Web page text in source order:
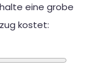
eine grobe
kostet: